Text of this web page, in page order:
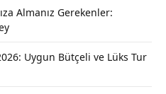
Almanız Gerekenler:
Uygun Bütçeli ve Lüks Tur